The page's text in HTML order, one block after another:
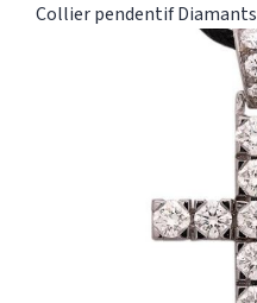
Collier pendentif Diamants